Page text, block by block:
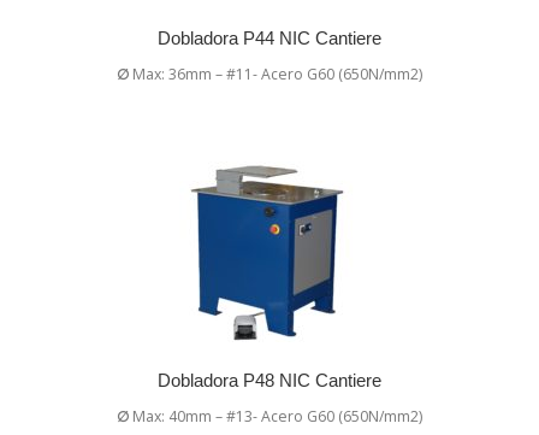
Dobladora P44 NIC Cantiere
∅ Max: 36mm – #11- Acero G60 (650N/mm2)
Dobladora P48 NIC Cantiere
∅ Max: 40mm – #13- Acero G60 (650N/mm2)